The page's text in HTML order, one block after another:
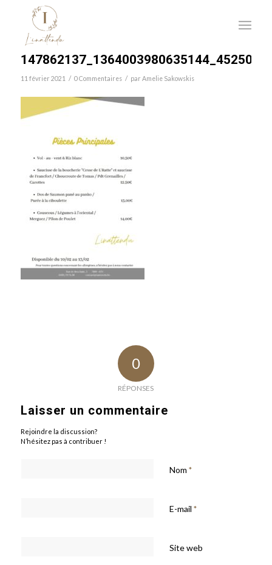
11 février 2021 / 0 Commentaires / par Amelie Sakowskis
0
RÉPONSES
Laisser un commentaire
Rejoindre la discussion?
N’hésitez pas à contribuer !
Nom *
E-mail *
Site web